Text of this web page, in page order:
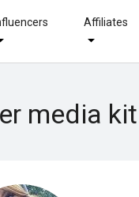
Affiliates
media